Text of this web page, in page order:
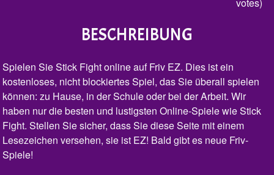
votes)
BESCHREIBUNG
Spielen Sie Stick Fight online auf Friv EZ. Dies ist ein
kostenloses, nicht blockiertes Spiel, das Sie überall spielen
können: zu Hause, in der Schule oder bei der Arbeit. Wir
haben nur die besten und lustigsten Online-Spiele wie Stick
Fight. Stellen Sie sicher, dass Sie diese Seite mit einem
Lesezeichen versehen, sie ist EZ! Bald gibt es neue Friv-
Spiele!